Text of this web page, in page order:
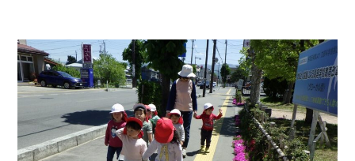
給食
未就園児教室・幼稚園開放
入園のご案内